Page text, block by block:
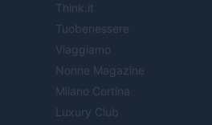
Think.it
Tuobenessere
Viaggiamo
Nonne Magazine
Milano Cortina
Luxury Club